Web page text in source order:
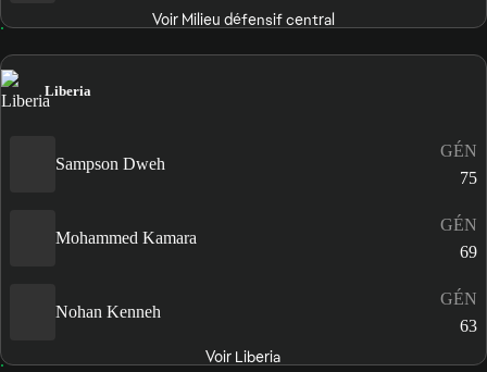
Voir Milieu défensif central
Liberia
Sampson Dweh
GÉN
75
Mohammed Kamara
GÉN
69
Nohan Kenneh
GÉN
63
Voir Liberia